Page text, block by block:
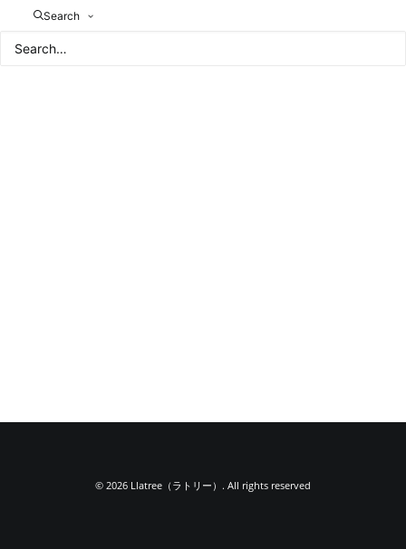
Search
© 2026 Llatree（ラトリー）. All rights reserved